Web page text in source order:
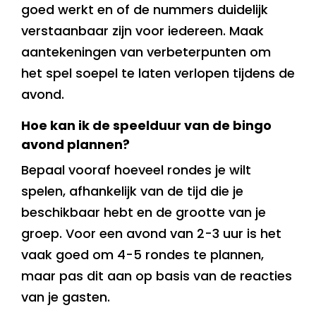
goed werkt en of de nummers duidelijk
verstaanbaar zijn voor iedereen. Maak
aantekeningen van verbeterpunten om
het spel soepel te laten verlopen tijdens de
avond.
Hoe kan ik de speelduur van de bingo
avond plannen?
Bepaal vooraf hoeveel rondes je wilt
spelen, afhankelijk van de tijd die je
beschikbaar hebt en de grootte van je
groep. Voor een avond van 2-3 uur is het
vaak goed om 4-5 rondes te plannen,
maar pas dit aan op basis van de reacties
van je gasten.